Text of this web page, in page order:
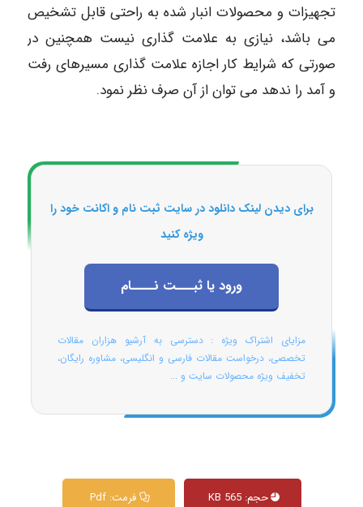
تجهیزات و محصولات انبار شده به راحتی قابل تشخیص
می باشد، نیازی به علامت گذاری نیست همچنین در
صورتی که شرایط کار اجازه علامت گذاری مسیرهای رفت
و آمد را ندهد می توان از آن صرف نظر نمود.
برای دیدن لینک دانلود در سایت ثبت نام و اکانت خود را
ویژه کنید
ورود یا ثبـــت نــــام
مزایای اشتراک ویژه : دسترسی به آرشیو هزاران مقالات
تخصصی، درخواست مقالات فارسی و انگلیسی، مشاوره رایگان،
تخفیف ویژه محصولات سایت و ...
حجم: 565 KB فرمت: Pdf